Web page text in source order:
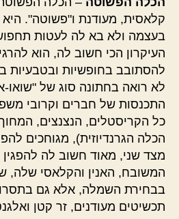
קלאסית, מעודנת ו"פשוטה".
בעצמה ולא בא לה לעטות
העיקרון הכי חשוב לה, הוא
להסתובב בחופשיות ובטבעיות
לא רואה בחתונה סוג של
התכנסות של חברים וקרובי
כל הקריסטלים, הנצנצים,
הכלה הגרנדיוזית), מגוחכים
מצד שני, מאוד חשוב לה
המשובח, האנין והקלאסי שלה,
בבחירת השמלה, אלא גם
תכשיטים מעודנים, זר קטן